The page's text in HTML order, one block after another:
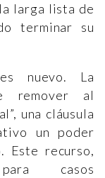
larga lista de
terminar su
nuevo. La
remover al
una cláusula
un poder
Este recurso,
casos